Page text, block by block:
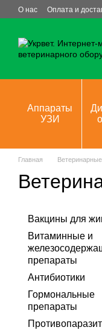
Перейти к основному
О нас Оплата и
Аппараты
УЗИ
Главная
Вакцины для
Витаминные и
препараты
Антибиотики
Гормональные
препараты